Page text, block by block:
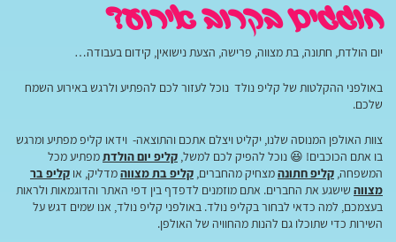
חוגגים בקרוב אירוע?
יום הולדת, חתונה, בת מצווה, פרישה, הצעת נישואין, קידום בעבודה…
באולפני ההקלטות של קליפ נולד נוכל לעזור לכם להפתיע ולרגש באירוע השמח
שלכם.
צוות האולפן המנוסה שלנו, יקליט ויצלם אתכם והתוצאה- וידאו קליפ מפתיע ומרגש
בו אתם הכוכבים! 😆 נוכל להפיק לכם למשל, קליפ יום הולדתמפתיע מכל
המשפחה, קליפ חתונהמצחיק מהחברים, קליפ בת מצווהמדליק, או קליפ בר
מצווה שישגע את החברים. אתם מוזמנים לדפדף בין דפי האתר והדוגמאות ולראות
בעצמכם, למה כדאי לבחור בקליפ נולד. באולפני קליפ נולד, אנו שמים דגש על
השירות כדי שתוכלו גם להנות מהחוויה של האולפן.